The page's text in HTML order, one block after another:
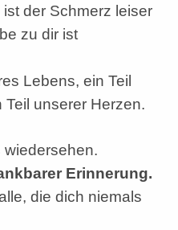
der Schmerz leiser
zu dir ist
Lebens, ein Teil
unserer Herzen.
wiedersehen.
Erinnerung.
die dich niemals